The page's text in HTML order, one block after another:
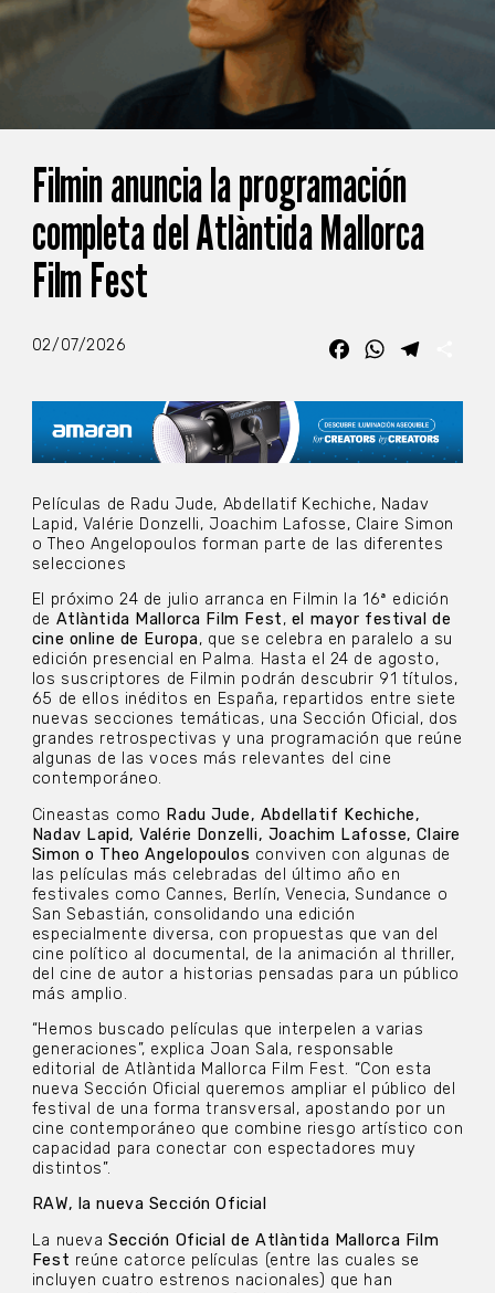
Filmin anuncia la programación
completa del Atlàntida Mallorca
Film Fest
02/07/2026 FacebookWhatsApp
Películas de Radu Jude, Abdellatif Kechiche, Nadav
Lapid, Valérie Donzelli, Joachim Lafosse, Claire Simon
o Theo Angelopoulos forman parte de las diferentes
selecciones
El próximo 24 de julio arranca en Filmin la 16ª edición
de Atlàntida Mallorca Film Fest, el mayor festival de
cine online de Europa, que se celebra en paralelo a su
edición presencial en Palma. Hasta el 24 de agosto,
los suscriptores de Filmin podrán descubrir 91 títulos,
65 de ellos inéditos en España, repartidos entre siete
nuevas secciones temáticas, una Sección Oficial, dos
grandes retrospectivas y una programación que reúne
algunas de las voces más relevantes del cine
contemporáneo.
Cineastas como Radu Jude, Abdellatif Kechiche,
Nadav Lapid, Valérie Donzelli, Joachim Lafosse, Claire
Simon o Theo Angelopoulos conviven con algunas de
las películas más celebradas del último año en
festivales como Cannes, Berlín, Venecia, Sundance o
San Sebastián, consolidando una edición
especialmente diversa, con propuestas que van del
cine político al documental, de la animación al thriller,
del cine de autor a historias pensadas para un público
más amplio.
“Hemos buscado películas que interpelen a varias
generaciones”, explica Joan Sala, responsable
editorial de Atlàntida Mallorca Film Fest. “Con esta
nueva Sección Oficial queremos ampliar el público del
festival de una forma transversal, apostando por un
cine contemporáneo que combine riesgo artístico con
capacidad para conectar con espectadores muy
distintos”.
RAW, la nueva Sección Oficial
La nueva Sección Oficial de Atlàntida Mallorca Film
Fest reúne catorce películas (entre las cuales se
incluyen cuatro estrenos nacionales) que han